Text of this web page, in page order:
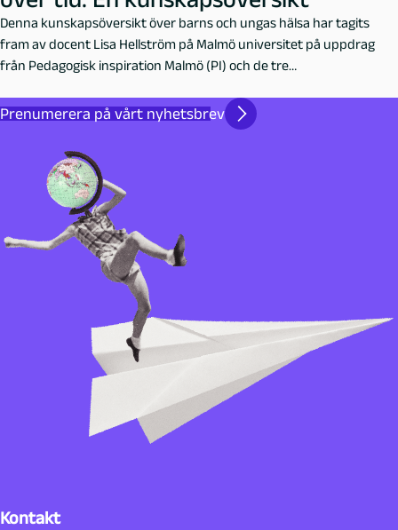
Denna kunskapsöversikt över barns och ungas hälsa har tagits
fram av docent Lisa Hellström på Malmö universitet på uppdrag
från Pedagogisk inspiration Malmö (PI) och de tre
Prenumerera på vårt nyhetsbrev
Kontakt